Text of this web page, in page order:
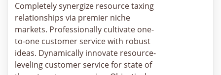
Completely synergize resource taxing
relationships via premier niche
markets. Professionally cultivate one-
to-one customer service with robust
ideas. Dynamically innovate resource-
leveling customer service for state of